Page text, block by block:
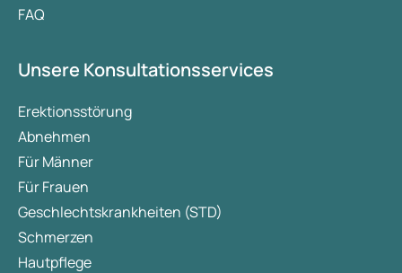
FAQ
Unsere Konsultationsservices
Erektionsstörung
Abnehmen
Für Männer
Für Frauen
Geschlechtskrankheiten (STD)
Schmerzen
Hautpflege